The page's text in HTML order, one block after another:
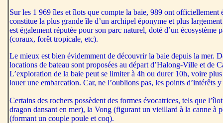
Sur les 1 969 îles et îlots que compte la baie, 989 ont officiellement
constitue la plus grande île d’un archipel éponyme et plus
est également réputée pour son parc naturel, doté d’un écosystème
(coraux, forêt tropicale, etc).
Le mieux est bien évidemment de découvrir la baie depuis la mer.
locations de bateau sont proposées au départ d’Halong-Ville et de
L’exploration de la baie peut se limiter à 4h ou durer 10h, voire
louer une embarcation. Car, ne l’oublions pas, les points d’intérêts
Certains des rochers possèdent des formes évocatrices, tels que
dragon dansant en mer), la Vong (figurant un vieillard à la canne à
(formant un couple poule et coq).